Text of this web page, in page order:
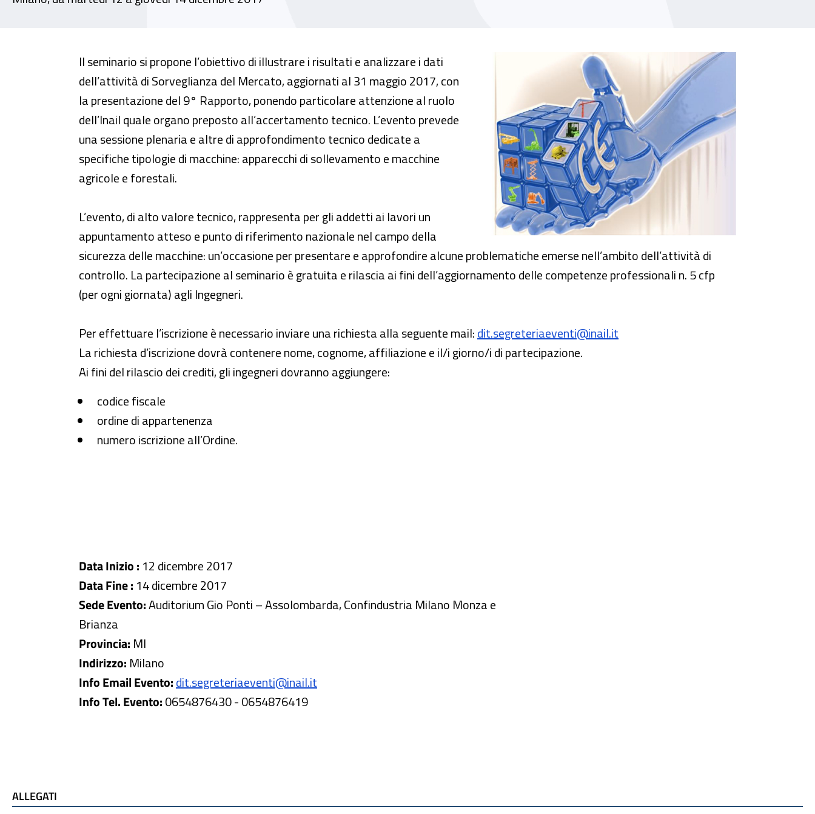
Seminario - “Il 9° Rapporto Inail sulla sorveglianza del mercato per la direttiva macchine"
Il seminario si propone l’obiettivo di illustrare i risultati e analizzare i dati
dell’attività di Sorveglianza del Mercato, aggiornati al 31 maggio 2017, con
la presentazione del 9° Rapporto, ponendo particolare attenzione al ruolo
dell’Inail quale organo preposto all’accertamento tecnico. L’evento prevede
una sessione plenaria e altre di approfondimento tecnico dedicate a
specifiche tipologie di macchine: apparecchi di sollevamento e macchine
agricole e forestali.
L’evento, di alto valore tecnico, rappresenta per gli addetti ai lavori un
appuntamento atteso e punto di riferimento nazionale nel campo della
sicurezza delle macchine: un’occasione per presentare e approfondire alcune problematiche emerse nell’ambito dell’attività di
controllo. La partecipazione al seminario è gratuita e rilascia ai fini dell’aggiornamento delle competenze professionali n. 5 cfp
(per ogni giornata) agli Ingegneri.
Per effettuare l’iscrizione è necessario inviare una richiesta alla seguente mail:dit.segreteriaeventi@inail.it
La richiesta d’iscrizione dovrà contenere nome, cognome, affiliazione e il/i giorno/i di partecipazione.
Ai fini del rilascio dei crediti, gli ingegneri dovranno aggiungere:
codice fiscale
ordine di appartenenza
numero iscrizione all’Ordine.
Data Inizio : 12 dicembre 2017
Data Fine : 14 dicembre 2017
Sede Evento:Auditorium Gio Ponti – Assolombarda, Confindustria Milano Monza e
Brianza
Provincia: MI
Indirizzo: Milano
Info Email Evento:dit.segreteriaeventi@inail.it
Info Tel. Evento:0654876430 - 0654876419
ALLEGATI
ALLEGATI